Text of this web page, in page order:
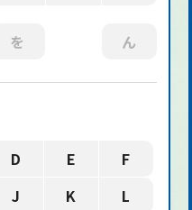
を ん
D E
F
J K
L